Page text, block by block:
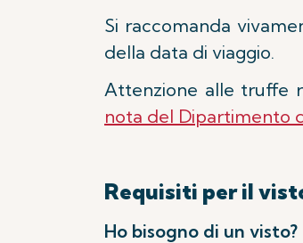
Si raccomanda
della data di viaggio.
Attenzione alle truffe
nota del Dipartimento
Requisiti per il
Ho bisogno di un visto?